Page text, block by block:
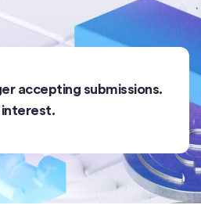
accepting submissions.
interest.